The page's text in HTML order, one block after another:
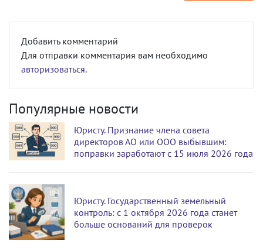
Добавить комментарий
Для отправки комментария вам необходимо
авторизоваться.
Популярные новости
Юристу. Признание члена совета
директоров АО или ООО выбывшим:
поправки заработают с 15 июля 2026 года
Юристу. Государственный земельный
контроль: с 1 октября 2026 года станет
больше оснований для проверок